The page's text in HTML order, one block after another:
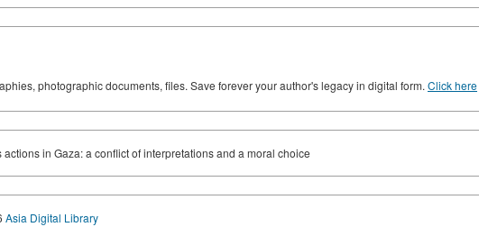
photographic documents, files. Save forever your author's legacy in digital form. Click here
in Gaza: a conflict of interpretations and a moral choice
Asia Digital Library